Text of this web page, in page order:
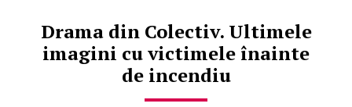
Drama din Colectiv. Ultimele
imagini cu victimele înainte
de incendiu